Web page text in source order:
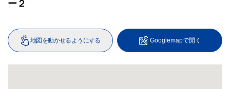
ー２
地図を動かせるようにする Googlemapで開く